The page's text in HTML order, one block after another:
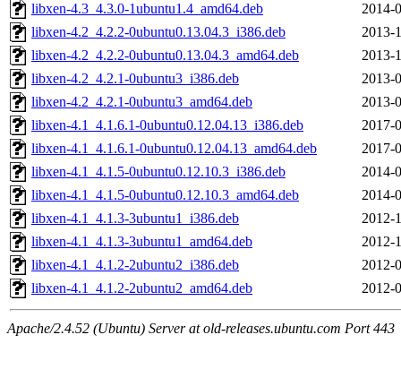
libxen-4.3_4.3.0-1ubuntu1.4_amd64.deb
2014-
libxen-4.2_4.2.2-0ubuntu0.13.04.3_i386.deb
2013-
libxen-4.2_4.2.2-0ubuntu0.13.04.3_amd64.deb
2013-
libxen-4.2_4.2.1-0ubuntu3_i386.deb
2013-
libxen-4.2_4.2.1-0ubuntu3_amd64.deb
2013-
libxen-4.1_4.1.6.1-0ubuntu0.12.04.13_i386.deb
2017-
libxen-4.1_4.1.6.1-0ubuntu0.12.04.13_amd64.deb
2017-
libxen-4.1_4.1.5-0ubuntu0.12.10.3_i386.deb
2014-
libxen-4.1_4.1.5-0ubuntu0.12.10.3_amd64.deb
2014-
libxen-4.1_4.1.3-3ubuntu1_i386.deb
2012-
libxen-4.1_4.1.3-3ubuntu1_amd64.deb
2012-
libxen-4.1_4.1.2-2ubuntu2_i386.deb
2012-
libxen-4.1_4.1.2-2ubuntu2_amd64.deb
2012-
Apache/2.4.52 (Ubuntu) Server at old-releases.ubuntu.com Port 443